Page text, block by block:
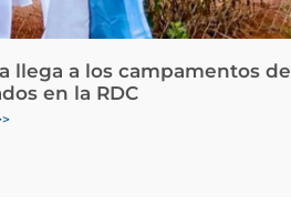
llega a los campamentos de
en la RDC